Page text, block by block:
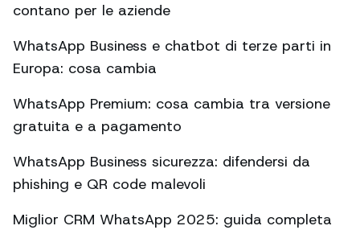
contano per le aziende
WhatsApp Business e chatbot di terze parti in
Europa: cosa cambia
WhatsApp Premium: cosa cambia tra versione
gratuita e a pagamento
WhatsApp Business sicurezza: difendersi da
phishing e QR code malevoli
Miglior CRM WhatsApp 2025: guida completa